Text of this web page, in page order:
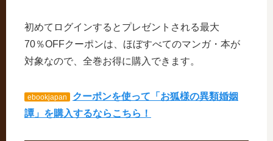
初めてログインするとプレゼントされる最大
70％OFFクーポンは、ほぼすべてのマンガ・本が
対象なので、全巻お得に購入できます。
ebookjapan
クーポンを使って「お狐様の異類婚姻
譚」を購入するならこちら！